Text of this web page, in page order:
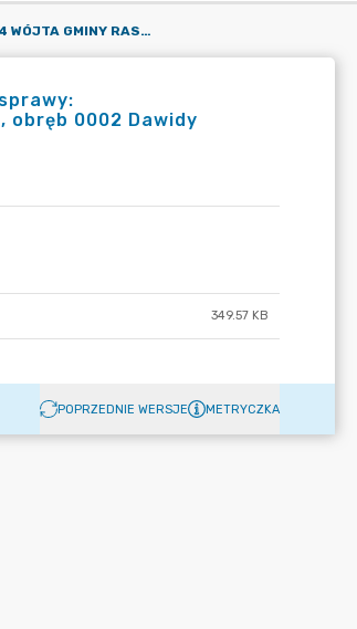
DECYZJA NR 23/2024 WÓJTA GMINY RASZYN Z DNIA 18 MARCA 2024 R. ZNAK SPRAWY: OŚGK.6236.68.2023.TK, NAKAZUJĄCA USUNIĘCIE Z DZIAŁKI O NR EW. 58/166, OBRĘB 0002 DAWIDY BANKOWE, GMINA RASZYN, ZGROMADZONYCH ODPADÓW.
obręb 0002 Dawidy
349.57 KB
POPRZEDNIE WERSJE METRYCZKA